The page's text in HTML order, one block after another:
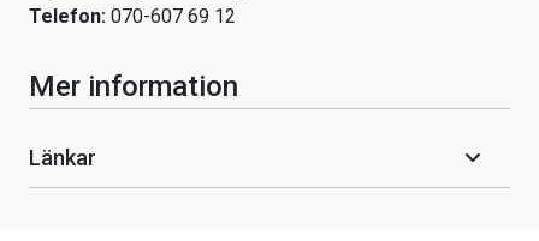
Telefon: 070-607 69 12
Mer information
Länkar